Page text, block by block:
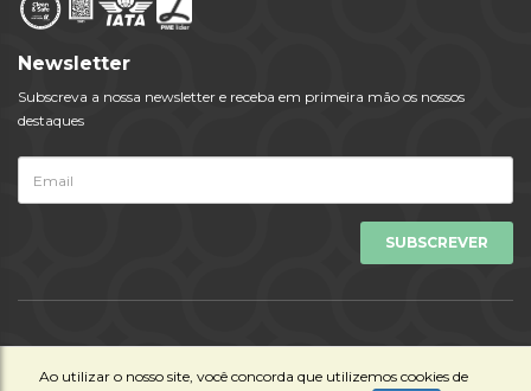
Newsletter
Subscreva a nossa newsletter e receba em primeira mão os nossos
destaques
Todos os Direitos Reservados © Viagens Tempo 2023 | Powered by
Ao utilizar o nosso site, você concorda que utilizemos cookies de